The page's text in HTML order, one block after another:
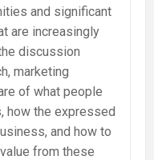
and significant
are increasingly
discussion
marketing
of what people
how the expressed
and how to
from these